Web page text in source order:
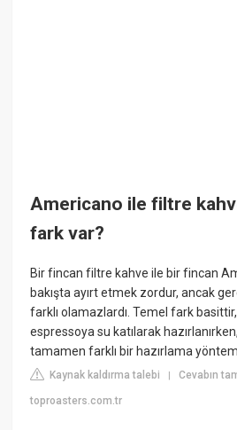
Americano ile filtre
fark var?
Bir fincan filtre kahve ile bir fincan
bakışta ayırt etmek zordur, ancak
farklı olamazlardı. Temel fark
espressoya su katılarak
tamamen farklı bir hazırlama
Kaynak kaldırma talebi |Cevabın
toproasters.com.tr